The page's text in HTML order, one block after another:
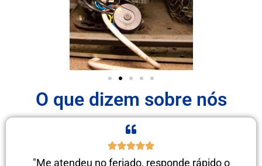
O que dizem sobre nós
"Me atendeu no feriado, responde rápido o